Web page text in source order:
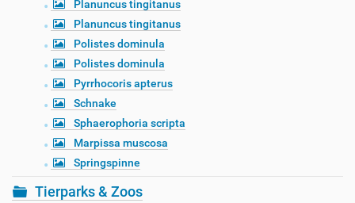
Planuncus tingitanus
Planuncus tingitanus
Polistes dominula
Polistes dominula
Pyrrhocoris apterus
Schnake
Sphaerophoria scripta
Marpissa muscosa
Springspinne
Tierparks & Zoos